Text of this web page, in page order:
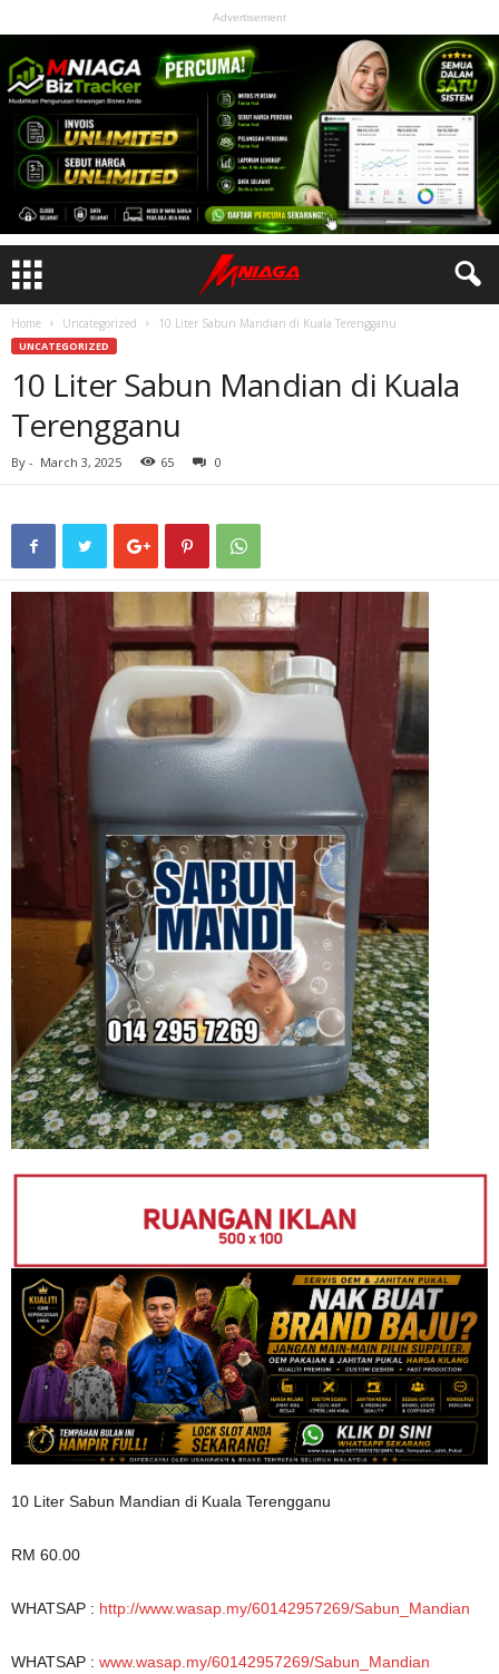
Advertisement
Home Uncategorized 10 Liter Sabun Mandian di Kuala Terengganu
UNCATEGORIZED
10 Liter Sabun Mandian di Kuala
Terengganu
By - March 3, 2025 65 0
10 Liter Sabun Mandian di Kuala Terengganu
RM 60.00
WHATSAP : http://www.wasap.my/60142957269/Sabun_Mandian
WHATSAP : www.wasap.my/60142957269/Sabun_Mandian